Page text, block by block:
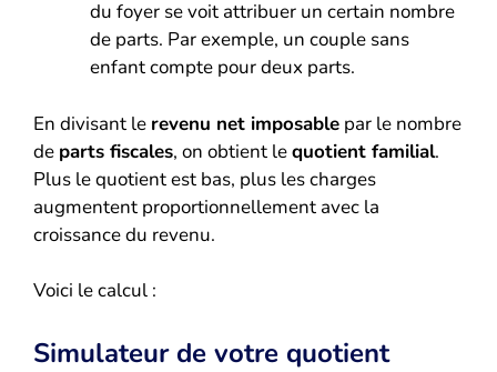
du foyer se voit attribuer un certain nombre
de parts. Par exemple, un couple sans
enfant compte pour deux parts.
En divisant le revenu net imposable par le nombre
de parts fiscales, on obtient lequotient familial.
Plus le quotient est bas, plus les charges
augmentent proportionnellement avec la
croissance du revenu.
Voici le calcul :
Simulateur de votre quotient